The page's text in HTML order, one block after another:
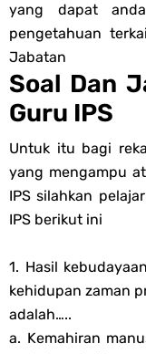
Jawaban Tugas
Soal OMI
Soal OMI
Soal OMI
Unduh Buku Teks
yang dapat
pengetahuan
Jabatan
Soal Dan
Guru IPS
Untuk itu bagi
yang mengampu
IPS silahkan
IPS berikut ini
1. Hasil
kehidupan zaman
adalah…..
a. Kemahiran